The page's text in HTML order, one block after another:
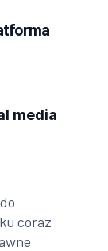
media
coraz